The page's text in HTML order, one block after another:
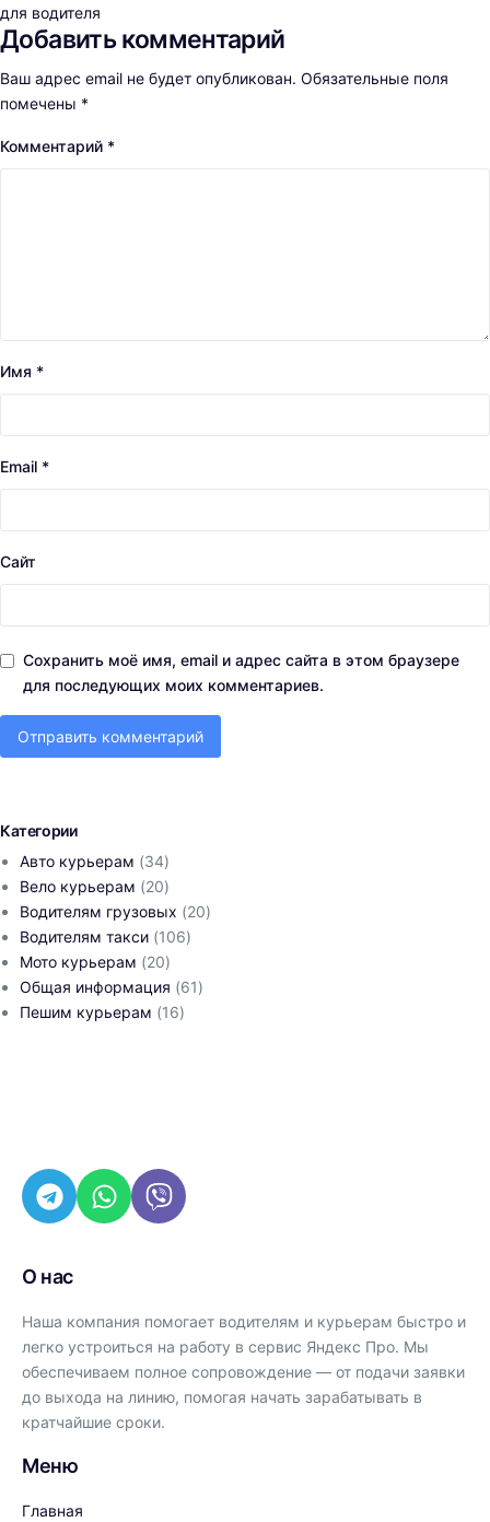
для водителя
Добавить комментарий
Ваш адрес email не будет опубликован. Обязательные поля
помечены *
Комментарий *
Имя *
Email *
Сайт
Сохранить моё имя, email и адрес сайта в этом браузере
для последующих моих комментариев.
Категории
Авто курьерам (34)
Вело курьерам (20)
Водителям грузовых (20)
Водителям такси (106)
Мото курьерам (20)
Общая информация (61)
Пешим курьерам (16)
О нас
Наша компания помогает водителям и курьерам быстро и
легко устроиться на работу в сервис Яндекс Про. Мы
обеспечиваем полное сопровождение — от подачи заявки
до выхода на линию, помогая начать зарабатывать в
кратчайшие сроки.
Меню
Главная